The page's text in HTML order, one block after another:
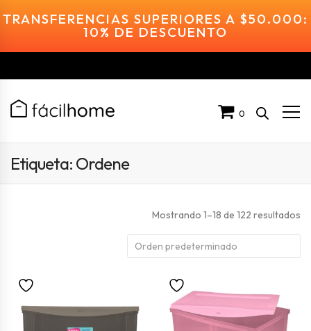
TRANSFERENCIAS SUPERIORES A $50.000:
10% DE DESCUENTO
0
Etiqueta: Ordene
Mostrando 1–18 de 122 resultados